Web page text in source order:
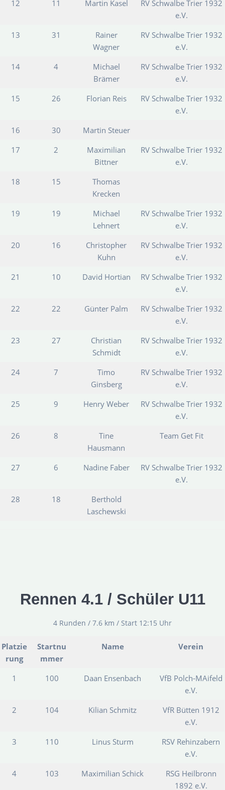
12
11 Martin Kasel
RV Schwalbe Trier 1932
e.V.
13
31
Rainer
Wagner
RV Schwalbe Trier 1932
e.V.
14
4
Michael
Brämer
RV Schwalbe Trier 1932
e.V.
15
26 Florian Reis
RV Schwalbe Trier 1932
e.V.
16
30
Martin Steuer
17
2
Maximilian
Bittner
RV Schwalbe Trier 1932
e.V.
18
15
Thomas
Krecken
19
19
Michael
Lehnert
RV Schwalbe Trier 1932
e.V.
20
16
Christopher
Kuhn
RV Schwalbe Trier 1932
e.V.
21
10 David Hortian
RV Schwalbe Trier 1932
e.V.
22
22 Günter Palm
RV Schwalbe Trier 1932
e.V.
23
27
Christian
Schmidt
RV Schwalbe Trier 1932
e.V.
24
7
Timo
Ginsberg
RV Schwalbe Trier 1932
e.V.
25
9 Henry Weber
RV Schwalbe Trier 1932
e.V.
26
8
Tine
Hausmann
Team Get Fit
27 6 Nadine Faber
RV Schwalbe Trier 1932
e.V.
28
18
Berthold
Laschewski
Rennen 4.1 / Schüler U11
4 Runden / 7.6 km / Start 12:15 Uhr
Platzie
rung
Startnu
mmer
Name Verein
1 100 Daan Ensenbach
VfB Polch-MAifeld
e.V.
2
104 Kilian Schmitz
VfR Bütten 1912
e.V.
3
110 Linus Sturm
RSV Rehinzabern
e.V.
4
103 Maximilian Schick
RSG Heilbronn
1892 e.V.